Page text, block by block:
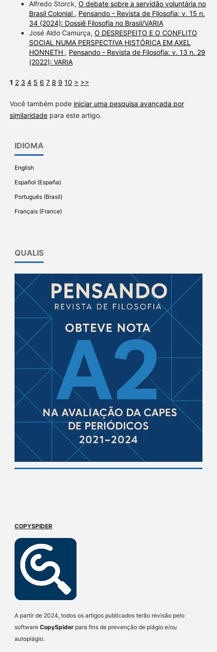
Alfredo Storck, O debate sobre a servidão voluntária no
Brasil Colonial , Pensando - Revista de Filosofia: v. 15 n.
34 (2024): Dossiê Filosofia no Brasil/VARIA
José Aldo Camurça, O DESRESPEITO E O CONFLITO
SOCIAL NUMA PERSPECTIVA HISTÓRICA EM AXEL
HONNETH , Pensando - Revista de Filosofia: v. 13 n. 29
(2022): VARIA
1 2 3 4 5 6 7 8 9 10 > >>
Você também pode iniciar uma pesquisa avançada por
similaridadepara este artigo.
IDIOMA
English
Español (España)
Português (Brasil)
Français (France)
QUALIS
COPYSPIDER
A partir de 2024, todos os artigos publicados terão revisão pelo
software CopySpider para fins de prevenção de plágio e/ou
autoplágio.